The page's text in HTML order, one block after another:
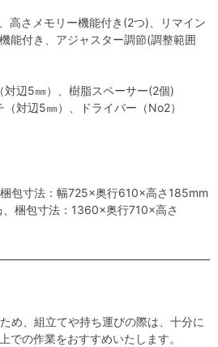
高さメモリー機能付き(2つ)、リマイン
能付き、アジャスター調節(調整範囲
辺5㎜）、樹脂スペーサー(2個)
対辺5㎜）、ドライバー（No2）
包寸法：幅725×奥行610×高さ185mm
梱包寸法：1360×奥行710×高さ
め、組立てや持ち運びの際は、十分に
での作業をおすすめいたします。